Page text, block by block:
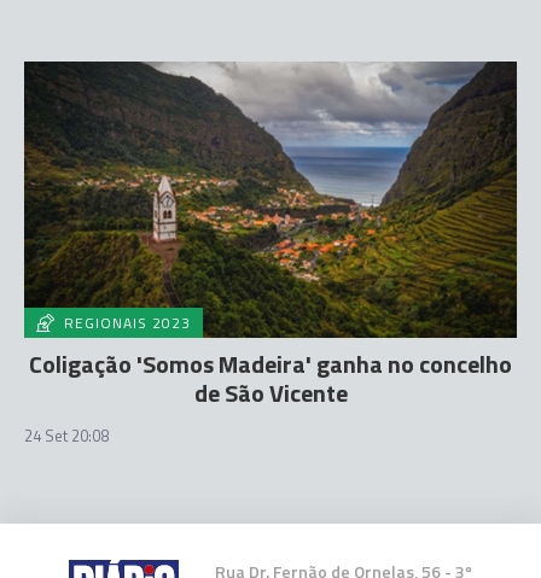
REGIONAIS 2023
Coligação 'Somos Madeira' ganha no concelho
de São Vicente
24 Set 20:08
Rua Dr. Fernão de Ornelas, 56 - 3º